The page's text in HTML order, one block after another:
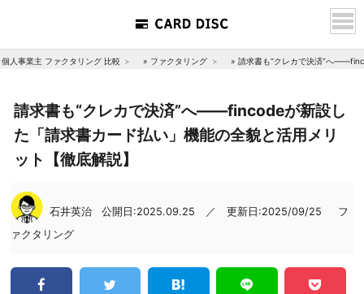
個人事業主 ファクタリング 比較 » ファクタリング » 請求書も“クレカで決済”へ
請求書も“クレカで決済”へ――fincodeが新設し
た「請求書カード払い」機能の全貌と活用メリ
ット【徹底解説】
石井英治 公開日:2025.09.25 ／ 更新日:2025/09/25
フ
ァクタリング